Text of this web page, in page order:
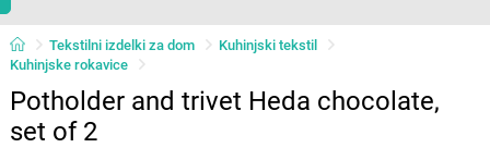
Tekstilni izdelki za dom
Kuhinjski tekstil
Kuhinjske rokavice
Potholder and trivet Heda chocolate,
set of 2